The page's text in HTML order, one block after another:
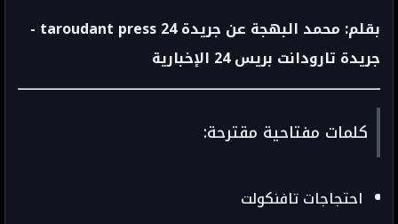
بقلم: محمد البهجة عن جريدة taroudant press 24 -
جريدة تارودانت بريس 24 الإخبارية
كلمات مفتاحية مقترحة:
احتجاجات تافنكولت